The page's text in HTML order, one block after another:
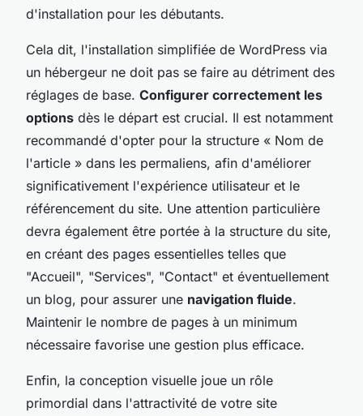
d'installation pour les débutants.
Cela dit, l'installation simplifiée de WordPress via
un hébergeur ne doit pas se faire au détriment des
réglages de base. Configurer correctement les
options dès le départ est crucial. Il est notamment
recommandé d'opter pour la structure « Nom de
l'article » dans les permaliens, afin d'améliorer
significativement l'expérience utilisateur et le
référencement du site. Une attention particulière
devra également être portée à la structure du site,
en créant des pages essentielles telles que
"Accueil", "Services", "Contact" et éventuellement
un blog, pour assurer une navigation fluide.
Maintenir le nombre de pages à un minimum
nécessaire favorise une gestion plus efficace.
Enfin, la conception visuelle joue un rôle
primordial dans l'attractivité de votre site